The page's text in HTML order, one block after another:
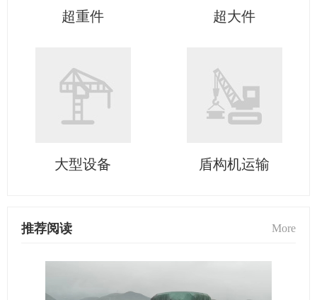
超重件 超大件
大型设备 盾构机运输
推荐阅读 More